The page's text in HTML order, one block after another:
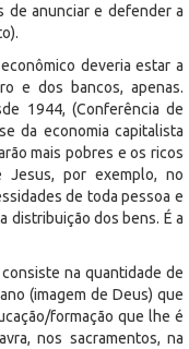
de anunciar e defender a
deveria estar a
e dos bancos, apenas.
1944, (Conferência de
da economia capitalista
mais pobres e os ricos
por exemplo, no
de toda pessoa e
distribuição dos bens. É a
na quantidade de
(imagem de Deus) que
formação que lhe é
nos sacramentos, na